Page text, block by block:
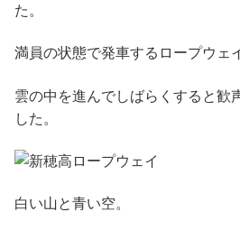
た。
満員の状態で発車するロープウェ
雲の中を進んでしばらくすると歓
した。
白い山と青い空。